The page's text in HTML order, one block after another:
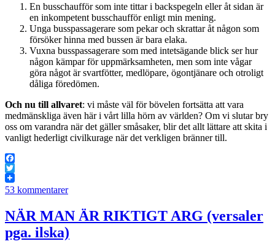
En busschaufför som inte tittar i backspegeln eller åt sidan är
en inkompetent busschaufför enligt min mening.
Unga busspassagerare som pekar och skrattar åt någon som
försöker hinna med bussen är bara elaka.
Vuxna busspassagerare som med intetsägande blick ser hur
någon kämpar för uppmärksamheten, men som inte vågar
göra något är svartfötter, medlöpare, ögontjänare och otroligt
dåliga föredömen.
Och nu till allvaret: vi måste väl för bövelen fortsätta att vara
medmänskliga även här i vårt lilla hörn av världen? Om vi slutar bry
oss om varandra när det gäller småsaker, blir det allt lättare att skita i
vanligt hederligt civilkurage när det verkligen bränner till.
Facebook
Twitter
53 kommentarer
NÄR MAN ÄR RIKTIGT ARG (versaler
pga. ilska)